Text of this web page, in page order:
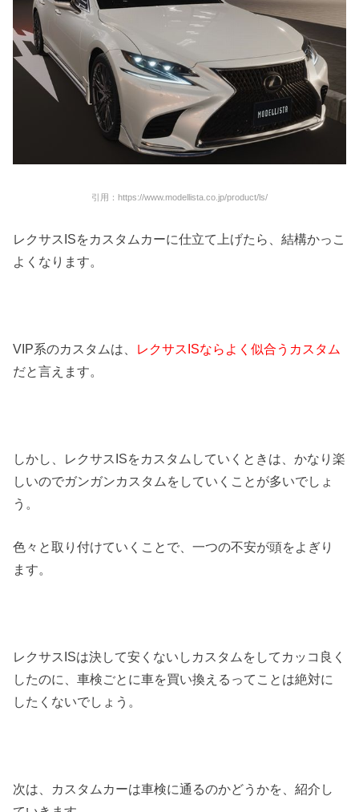
引用：https://www.modellista.co.jp/product/ls/
レクサスISをカスタムカーに仕立て上げたら、結構かっこ
よくなります。
VIP系のカスタムは、 レクサスISならよく似合うカスタム
だと言えます。
しかし、レクサスISをカスタムしていくときは、かなり楽
しいのでガンガンカスタムをしていくことが多いでしょ
う。
色々と取り付けていくことで、一つの不安が頭をよぎり
ます。
レクサスISは決して安くないしカスタムをしてカッコ良く
したのに、車検ごとに車を買い換えるってことは絶対に
したくないでしょう。
次は、カスタムカーは車検に通るのかどうかを、紹介し